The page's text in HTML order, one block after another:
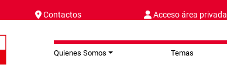
Contactos Acceso área privada
Quienes Somos Temas